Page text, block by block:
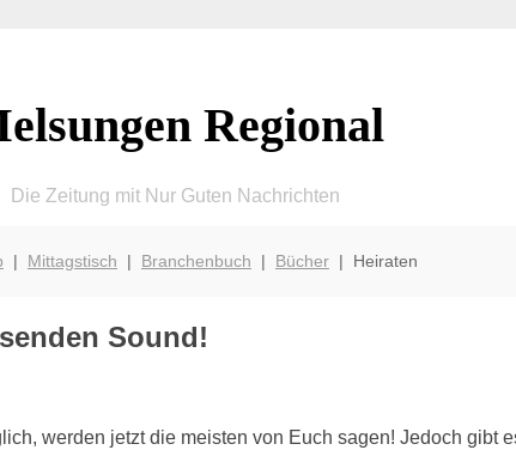
Regional
Die Zeitung mit Nur Guten Nachrichten
| Mittagstisch | Branchenbuch | Bücher| Heiraten
Sound!
werden jetzt die meisten von Euch sagen! Jedoch gibt